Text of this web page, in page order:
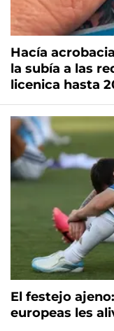
Hacía
la subía a las
licenica hasta
El festejo
europeas les